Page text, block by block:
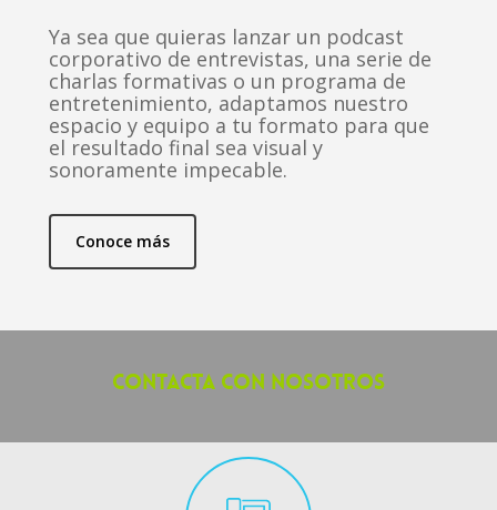
Ya sea que quieras lanzar un podcast
corporativo de entrevistas, una serie de
charlas formativas o un programa de
entretenimiento, adaptamos nuestro
espacio y equipo a tu formato para que
el resultado final sea visual y
sonoramente impecable.
Conoce más
Contacta con Nosotros